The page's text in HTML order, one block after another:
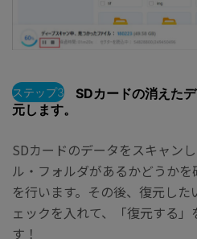
ステップ3
SDカードの消えた
元します。
SDカードのデータをスキャン
ル・フォルダがあるかどうか
を行います。その後、復元し
ェックを入れて、「復元する
す！